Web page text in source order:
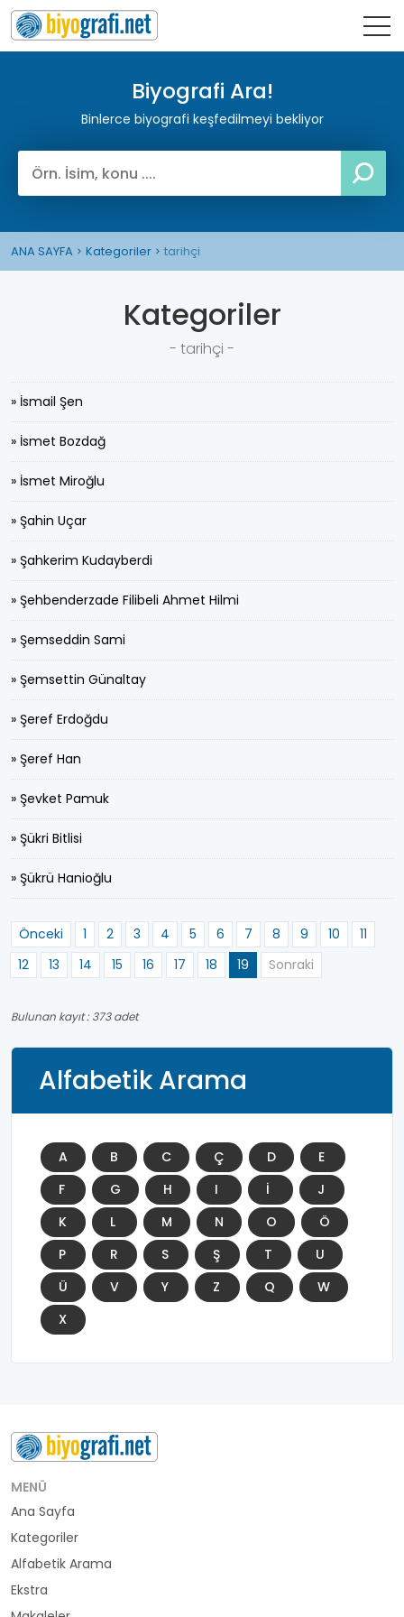
Biyografi Ara!
Binlerce biyografi keşfedilmeyi bekliyor
ANA SAYFA Kategoriler tarihçi
Kategoriler
- tarihçi -
» İsmail Şen
» İsmet Bozdağ
» İsmet Miroğlu
» Şahin Uçar
» Şahkerim Kudayberdi
» Şehbenderzade Filibeli Ahmet Hilmi
» Şemseddin Sami
» Şemsettin Günaltay
» Şeref Erdoğdu
» Şeref Han
» Şevket Pamuk
» Şükri Bitlisi
» Şükrü Hanioğlu
Önceki 1 2 3 4 5 6 7 8 9 10
11
12
13 14 15 16 17 18 19 Sonraki
Bulunan kayıt : 373 adet
Alfabetik Arama
A B C Ç D
E
F
G H I İ
J
K
L M N O
Ö
P
R S Ş T
U
Ü
V Y Z Q
W
X
MENÜ
Ana Sayfa
Kategoriler
Alfabetik Arama
Ekstra